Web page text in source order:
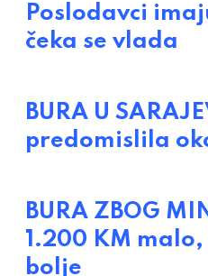
Poslodavci
čeka se vlada
BURA U
predomislila
BURA ZBOG
1.200 KM
bolje